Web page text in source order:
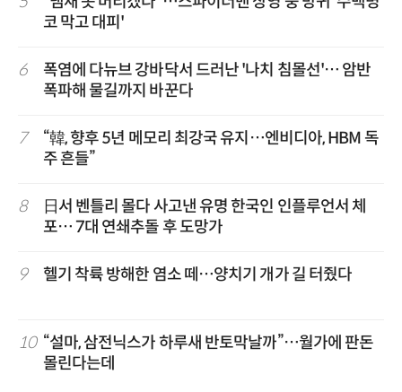
코 막고 대피'
6
폭염에 다뉴브 강바닥서 드러난 '나치 침몰선'… 암반
폭파해 물길까지 바꾼다
7
“韓, 향후 5년 메모리 최강국 유지…엔비디아, HBM 독
주 흔들”
8
日서 벤틀리 몰다 사고낸 유명 한국인 인플루언서 체
포… 7대 연쇄추돌 후 도망가
9 헬기 착륙 방해한 염소 떼…양치기 개가 길 터줬다
10 “설마, 삼전닉스가 하루새 반토막날까”…월가에 판돈
몰린다는데